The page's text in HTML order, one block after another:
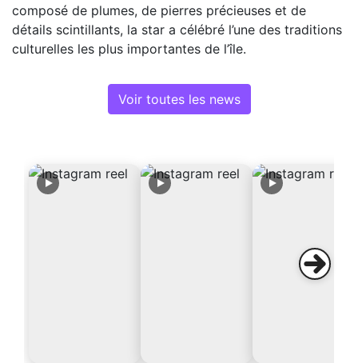
composé de plumes, de pierres précieuses et de
détails scintillants, la star a célébré l’une des traditions
culturelles les plus importantes de l’île.
Voir toutes les news